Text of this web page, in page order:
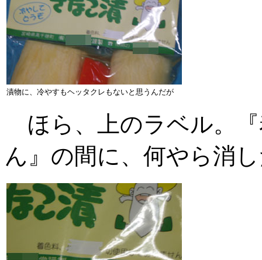
漬物に、冷やすもヘッタクレもないと思うんだが
ほら、上のラベル。
ん』の間に、何やら消